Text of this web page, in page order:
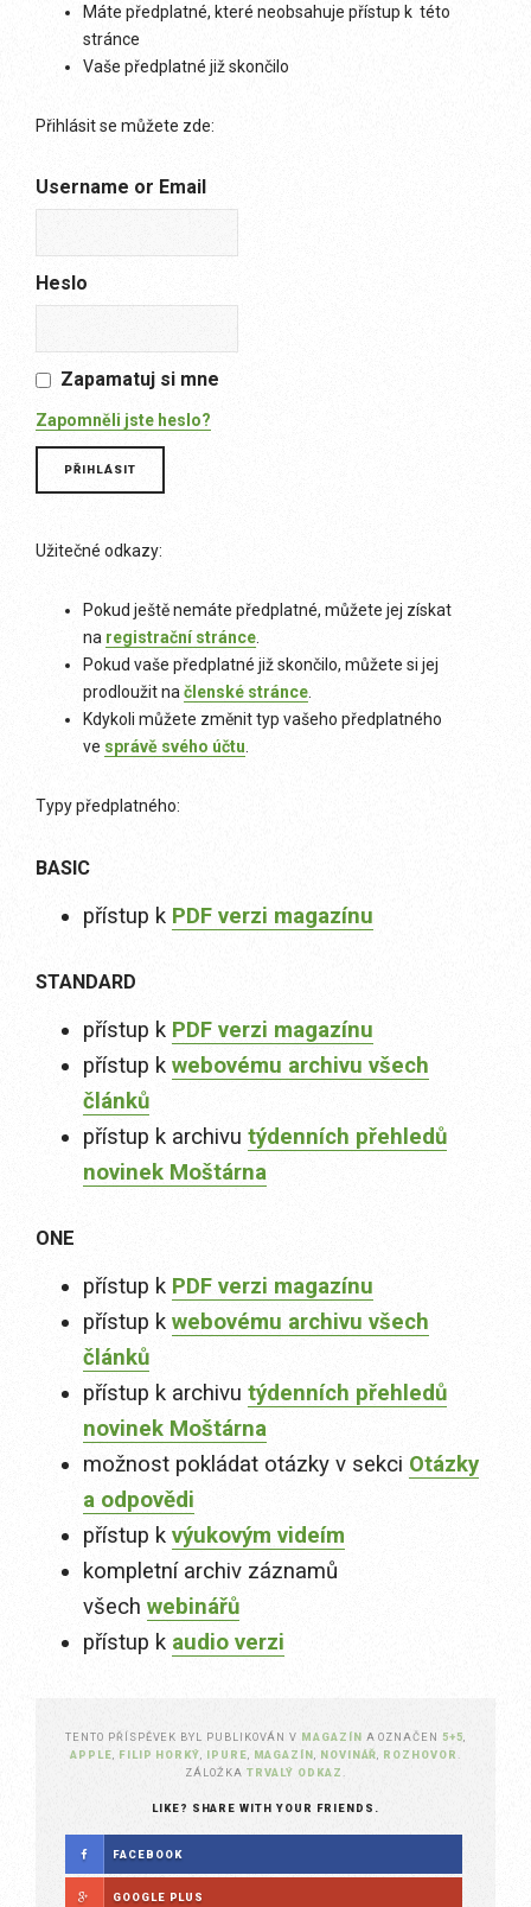
Máte předplatné, které neobsahuje přístup k této
stránce
Vaše předplatné již skončilo
Přihlásit se můžete zde:
Username or Email
Heslo
Zapamatuj si mne
Zapomněli jste heslo?
Užitečné odkazy:
Pokud ještě nemáte předplatné, můžete jej získat
na registrační stránce
Pokud vaše předplatné již skončilo, můžete si jej
prodloužit na členské stránce
Kdykoli můžete změnit typ vašeho předplatného
ve správě svého účtu
Typy předplatného:
BASIC
přístup k PDF verzi magazínu
STANDARD
přístup k PDF verzi magazínu
přístup k webovému archivu všech
článků
přístup k archivu týdenních přehledů
novinek Moštárna
ONE
přístup k PDF verzi magazínu
přístup k webovému archivu všech
článků
přístup k archivu týdenních přehledů
novinek Moštárna
možnost pokládat otázky v sekci Otázky
a odpovědi
přístup k výukovým videím
kompletní archiv záznamů
všech webinářů
přístup k audio verzi
TENTO PŘÍSPĚVEK BYL PUBLIKOVÁN V MAGAZÍN A OZNAČEN 5+5
APPLE
FILIP HORKÝ IPURE MAGAZÍN NOVINÁŘ ROZHOVOR
ZÁLOŽKA TRVALÝ ODKAZ
LIKE? SHARE WITH YOUR FRIENDS.
FACEBOOK
GOOGLE PLUS